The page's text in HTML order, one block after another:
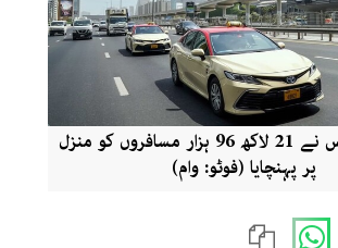
ٹیکسی سروس نے 21 لاکھ 96 ہزار مسافروں کو منزل
پر پہنچایا (فوٹو: وام)